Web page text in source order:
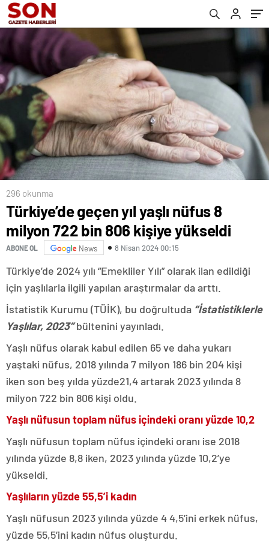
296 okunma
Türkiye’de geçen yıl yaşlı nüfus 8
milyon 722 bin 806 kişiye yükseldi
ABONE OL News 8 Nisan 2024 00:15
Türkiye’de 2024 yılı “Emekliler Yılı” olarak ilan edildiği
için yaşlılarla ilgili yapılan araştırmalar da arttı.
İstatistik Kurumu (TÜİK), bu doğrultuda “İstatistiklerle
Yaşlılar, 2023”bültenini yayınladı.
Yaşlı nüfus olarak kabul edilen 65 ve daha yukarı
yaştaki nüfus, 2018 yılında 7 milyon 186 bin 204 kişi
iken son beş yılda yüzde21,4 artarak 2023 yılında 8
milyon 722 bin 806 kişi oldu.
Yaşlı nüfusun toplam nüfus içindeki oranı yüzde 10,2
Yaşlı nüfusun toplam nüfus içindeki oranı ise 2018
yılında yüzde 8,8 iken, 2023 yılında yüzde 10,2’ye
yükseldi.
Yaşlıların yüzde 55,5’i kadın
Yaşlı nüfusun 2023 yılında yüzde 4 4,5’ini erkek nüfus,
yüzde 55,5’ini kadın nüfus oluşturdu.